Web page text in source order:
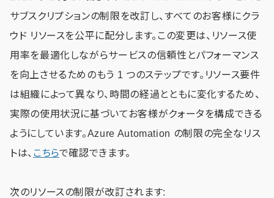
サブスクリプションの制限を改訂し、すべてのお客様にクラ
ウド リソースを公平に配分します。この変更は、リソース使
用率を最適化しながらサービスの信頼性とパフォーマンス
を向上させるためのもう 1 つのステップです。リソース要件
は組織によって異なり、時間の経過とともに変化するため、
実際の使用状況に基づいてお客様がクォータを構成できる
ようにしています。Azure Automation の制限の完全なリス
トは、 こちらで確認できます。
次のリソースの制限が改訂されます: